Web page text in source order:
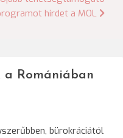
hirdet a MOL
a Romániában
bürokráciától